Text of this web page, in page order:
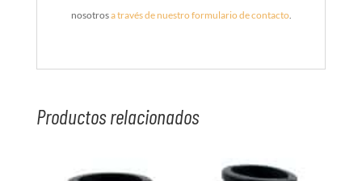
nosotrosa través de nuestro formulario de contacto.
Productos relacionados